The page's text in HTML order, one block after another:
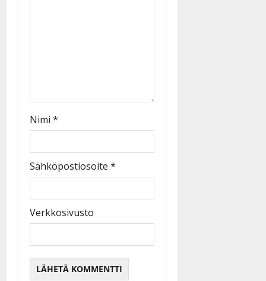
Nimi *
Sähköpostiosoite *
Verkkosivusto